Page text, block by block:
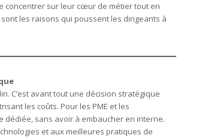
concentrer sur leur cœur de métier tout en
les raisons qui poussent les dirigeants à
C’est avant tout une décision stratégique
les coûts. Pour les PME et les
dédiée, sans avoir à embaucher en interne.
et aux meilleures pratiques de